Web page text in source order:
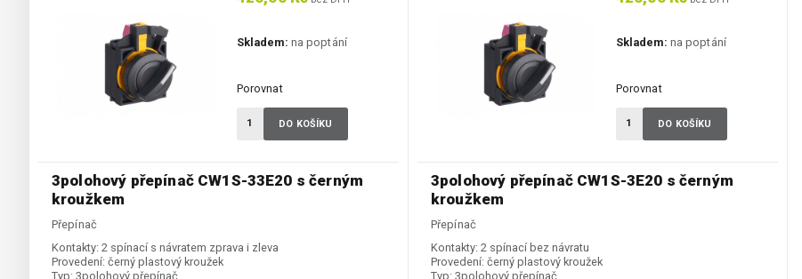
3polohový přepínač CW1S-33E20 s černým
kroužkem
Přepínač
Kontakty: 2 spínací s návratem zprava i zleva
Provedení: černý plastový kroužek
Typ: 3polohový přepínač
Skladem: na poptání
Porovnat
DO KOŠÍKU
3polohový přepínač CW1S-3E20 s černým
kroužkem
Přepínač
Kontakty: 2 spínací bez návratu
Provedení: černý plastový kroužek
Typ: 3polohový přepínač
Skladem: na poptání
Porovnat
DO KOŠÍKU